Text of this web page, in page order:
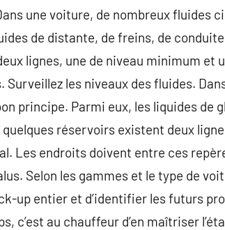
une voiture, de nombreux fluides
de distante, de freins, de
lignes, une de niveau minimum et
les niveaux des fluides.
principe. Parmi eux, les liquides de
réservoirs existent deux
Les endroits doivent entre ces
Selon les gammes et le type de
up entier et d’identifier les futurs
c’est au chauffeur d’en maîtriser